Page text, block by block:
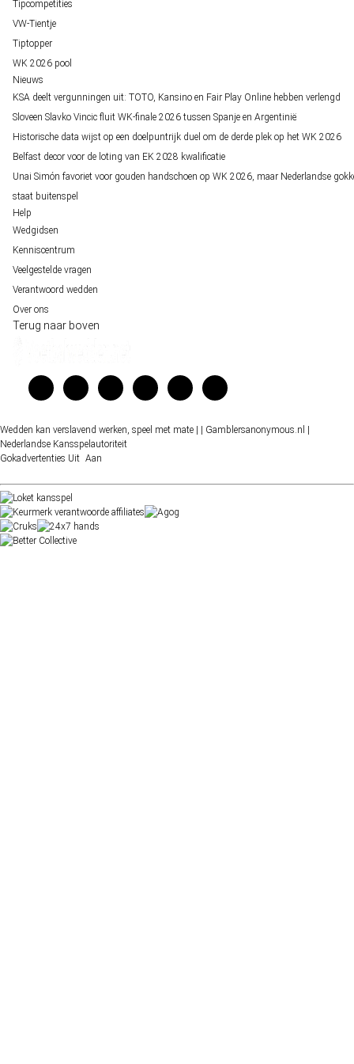
Tipcompetities
VW-Tientje
Tiptopper
WK 2026 pool
Nieuws
KSA deelt vergunningen uit: TOTO, Kansino en Fair Play Online hebben verlengd
Sloveen Slavko Vincic fluit WK-finale 2026 tussen Spanje en Argentinië
Historische data wijst op een doelpuntrijk duel om de derde plek op het WK 2026
Belfast decor voor de loting van EK 2028 kwalificatie
Unai Simón favoriet voor gouden handschoen op WK 2026, maar Nederlandse
staat buitenspel
Help
Wedgidsen
Kenniscentrum
Veelgestelde vragen
Verantwoord wedden
Over ons
Terug naar boven
Wedden kan verslavend werken, speel met mate | | Gamblersanonymous.nl
Nederlandse Kansspelautoriteit
Gokadvertenties Uit Aan